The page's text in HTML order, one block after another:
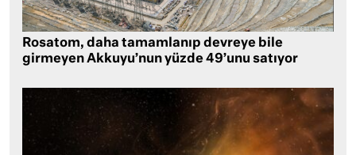
Rosatom, daha tamamlanıp devreye bile
girmeyen Akkuyu’nun yüzde 49’unu satıyor